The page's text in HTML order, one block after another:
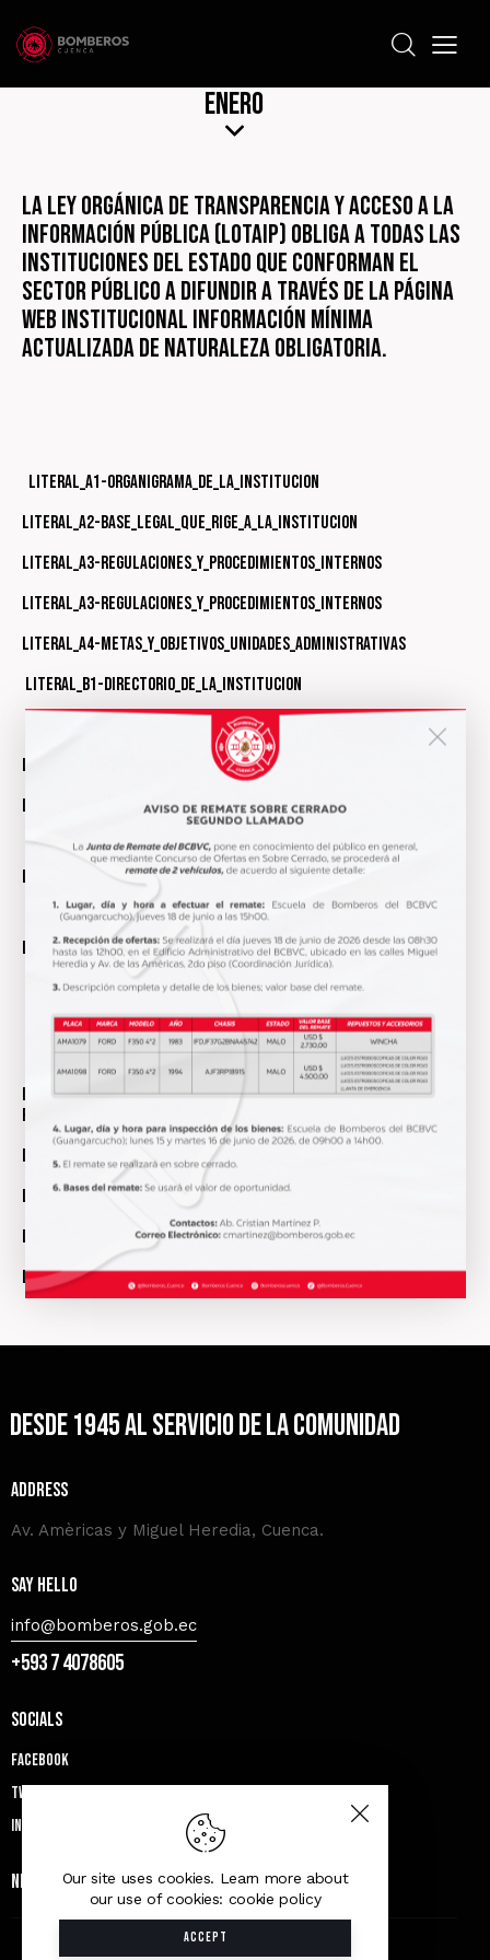
Enero
La Ley Orgánica de Transparencia y Acceso a la
Información Pública (LOTAIP) obliga a todas las
instituciones del Estado que conforman el
sector público a difundir a través de la página
web institucional información mínima
actualizada de naturaleza obligatoria.
Literal_a1-Organigrama_de_la_institucion
Literal_a2-Base_legal_que_rige_a_la_institucion
Literal_a3-Regulaciones_y_procedimientos_internos
Literal_a3-Regulaciones_y_procedimientos_internos
Literal_a4-Metas_y_objetivos_unidades_administrativas
Literal_b1-Directorio_de_la_institucion
Literal_b2-Distributivo_del_personal
Literal_c-Remuneracion_mensual_por_puesto
Literal_d
Literal_e-Texto_integro_de_contratos_colectivos_vigentes
Literal_f_Formularios
Literal_h-
Resultados_de_auditorias_internas_y_gubernamentales
Literal_j-Empresas_y_personas_que_han_incumplido_contratos
Literal_k-Planes_y_programas_de_la_institucion
Literal_l-Contratos_de_credito_externos_o_internos
Literal_m_Mecanismo de rendicion de cuentas
Desde 1945 al servicio de la comunidad
Address
Av. Amèricas y Miguel Heredia, Cuenca.
Say Hello
info@bomberos.gob.ec
+593 7 4078605
Socials
Facebook
Twitter
Instagram
NewsletterOur site uses cookies. Learn more about
our use of cookies: cookie policy
ACCEPT